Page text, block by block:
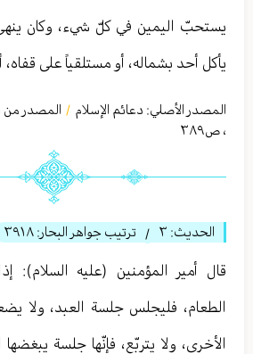
يستحبّ اليمين في كلّ شيء، وكان
يأكل أحد بشماله، أو مستلقياً على
المصدر الأصلي: دعائم الإسلام / المصدر من
، ص٣٨٩
الحديث: ٣ / ترتيب جواهر البحار: ٣٩١٨
قال أمير المؤمنين (عليه
الطعام، فليجلس جلسة العبد، ولا
الأخرى، ولا يتربّع، فإنّها جلسة